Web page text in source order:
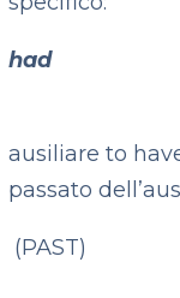
+
ausiliare to
passato